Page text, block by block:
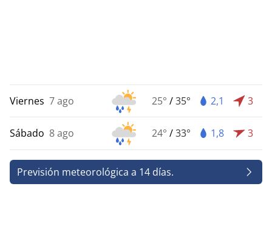
Viernes 7 ago 25° /35° 2,1 3
Sábado 8 ago 24° /33° 1,8 3
Previsión meteorológica a 14 días.